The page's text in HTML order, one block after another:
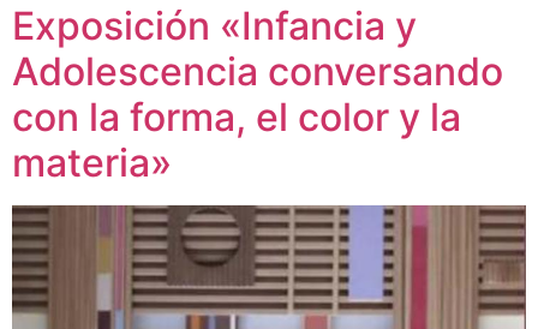
Exposición «Infancia y
Adolescencia conversando
con la forma, el color y la
materia»